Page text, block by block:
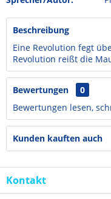
Beschreibung
Eine Revolution fegt
Revolution reißt die
Bewertungen
0
Bewertungen lesen,
Kunden kauften auch
Kontakt